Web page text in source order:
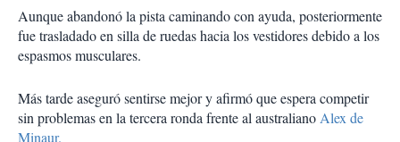
Aunque abandonó la pista caminando con ayuda, posteriormente
fue trasladado en silla de ruedas hacia los vestidores debido a los
espasmos musculares.
Más tarde aseguró sentirse mejor y afirmó que espera competir
sin problemas en la tercera ronda frente al australianoAlex de
Minaur.